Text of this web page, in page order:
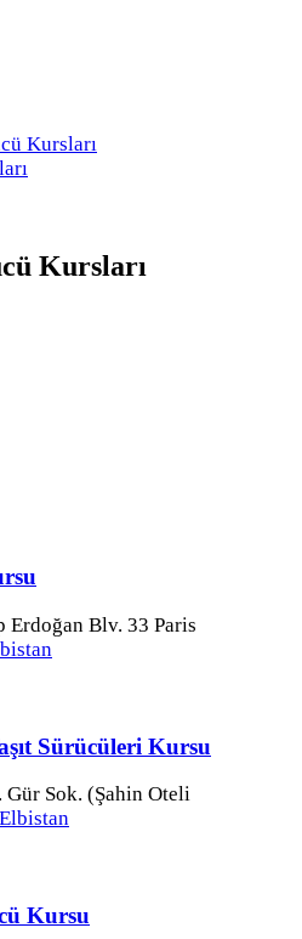
Kursları
Kursları
Erdoğan Blv. 33 Paris
Sürücüleri Kursu
Sok. (Şahin Oteli
Elbistan
Kursu